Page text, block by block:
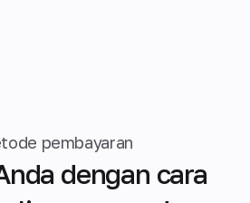
pembayaran
dengan cara